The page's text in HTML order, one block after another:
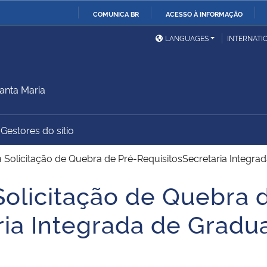
COMUNICA BR ACESSO À INFORMAÇÃO
Ministério da Defesa
Ministério das Relações
Exteriores
Ministério do
Desenvolvimento Regional
União
Advocacia-Geral da União Banco Central do Brasil
LANGUAGES
Maria
Gestores do sítio
de Quebra de Pré-RequisitosSecretaria
de Quebra
Integrada de